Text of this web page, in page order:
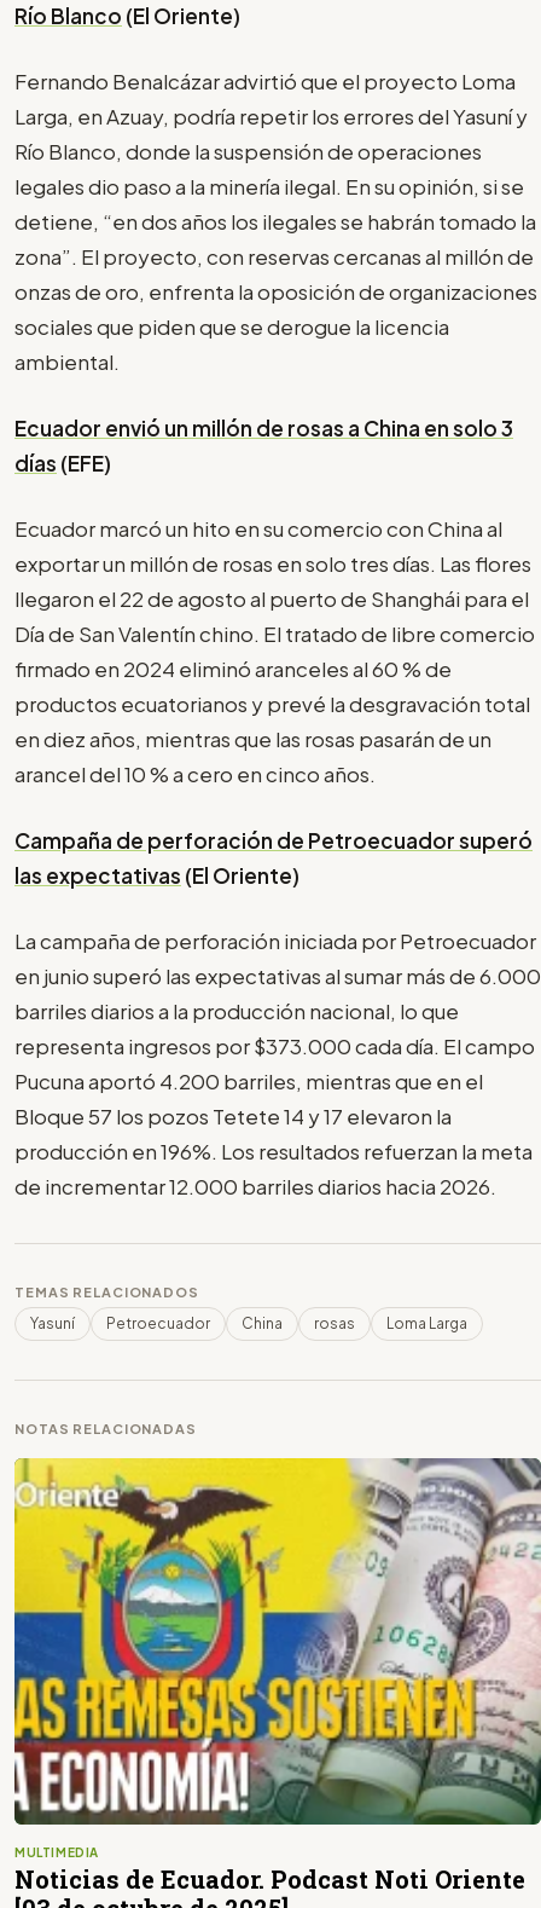
Río Blanco (El Oriente)
Fernando Benalcázar advirtió que el proyecto Loma
Larga, en Azuay, podría repetir los errores del Yasuní y
Río Blanco, donde la suspensión de operaciones
legales dio paso a la minería ilegal. En su opinión, si se
detiene, “en dos años los ilegales se habrán tomado la
zona”. El proyecto, con reservas cercanas al millón de
onzas de oro, enfrenta la oposición de organizaciones
sociales que piden que se derogue la licencia
ambiental.
Ecuador envió un millón de rosas a China en solo 3
días (EFE)
Ecuador marcó un hito en su comercio con China al
exportar un millón de rosas en solo tres días. Las flores
llegaron el 22 de agosto al puerto de Shanghái para el
Día de San Valentín chino. El tratado de libre comercio
firmado en 2024 eliminó aranceles al 60 % de
productos ecuatorianos y prevé la desgravación total
en diez años, mientras que las rosas pasarán de un
arancel del 10 % a cero en cinco años.
Campaña de perforación de Petroecuador superó
las expectativas (El Oriente)
La campaña de perforación iniciada por Petroecuador
en junio superó las expectativas al sumar más de 6.000
barriles diarios a la producción nacional, lo que
representa ingresos por $373.000 cada día. El campo
Pucuna aportó 4.200 barriles, mientras que en el
Bloque 57 los pozos Tetete 14 y 17 elevaron la
producción en 196%. Los resultados refuerzan la meta
de incrementar 12.000 barriles diarios hacia 2026.
TEMAS RELACIONADOS
Yasuní Petroecuador China rosas Loma Larga
NOTAS RELACIONADAS
MULTIMEDIA
Noticias de Ecuador. Podcast Noti Oriente